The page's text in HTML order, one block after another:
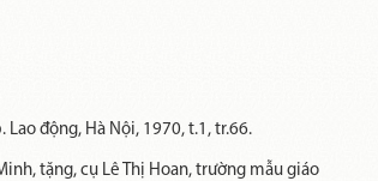
Lao động, Hà Nội, 1970, t.1, tr.66.
tặng, cụ Lê Thị Hoan, trường mẫu giáo